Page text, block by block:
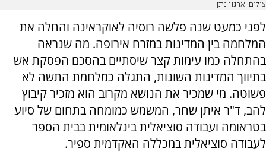
צילום: ארגון נתן
לפני כמעט שנה פלשה רוסיה לאוקראינה והחלה את
המלחמה בין המדינות במזרח אירופה. מה שנראה
בהתחלה כמו עימות קצר שיסתיים בהסכם הפסקת אש
בתיווך המדינות השונות, התגלה כמלחמת התשה לא
פשוטה. מי שמכיר את הנושא מקרוב הוא מזכיר קיבוץ
להב, ד"ר איתן שחר, המשמש כמומחה בתחום של סיוע
בטראומה ועבודה סוציאלית בינלאומית בבית הספר
לעבודה סוציאלית במכללה האקדמית ספיר.